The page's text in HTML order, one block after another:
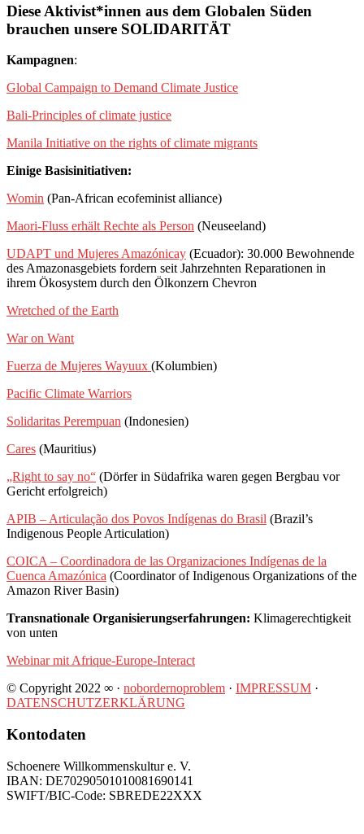
Diese Aktivist*innen aus dem Globalen Süden
brauchen unsere SOLIDARITÄT
Kampagnen:
Global Campaign to Demand Climate Justice
Bali-Principles of climate justice
Manila Initiative on the rights of climate migrants
Einige Basisinitiativen:
Womin (Pan-African ecofeminist alliance)
Maori-Fluss erhält Rechte als Person (Neuseeland)
UDAPT und Mujeres Amazónicay (Ecuador): 30.000 Bewohnende
des Amazonasgebiets fordern seit Jahrzehnten Reparationen in
ihrem Ökosystem durch den Ölkonzern Chevron
Wretched of the Earth
War on Want
Fuerza de Mujeres Wayuux (Kolumbien)
Pacific Climate Warriors
Solidaritas Perempuan (Indonesien)
Cares (Mauritius)
„Right to say no“ (Dörfer in Südafrika waren gegen Bergbau vor
Gericht erfolgreich)
APIB – Articulação dos Povos Indígenas do Brasil (Brazil’s
Indigenous People Articulation)
COICA – Coordinadora de las Organizaciones Indígenas de la
Cuenca Amazónica (Coordinator of Indigenous Organizations of the
Amazon River Basin)
Transnationale Organisierungserfahrungen: Klimagerechtigkeit
von unten
Webinar mit Afrique-Europe-Interact
© Copyright 2022 ∞ · nobordernoproblem · IMPRESSUM ·
DATENSCHUTZERKLÄRUNG
Kontodaten
Schoenere Willkommenskultur e. V.
IBAN: DE70290501010081690141
SWIFT/BIC-Code: SBREDE22XXX